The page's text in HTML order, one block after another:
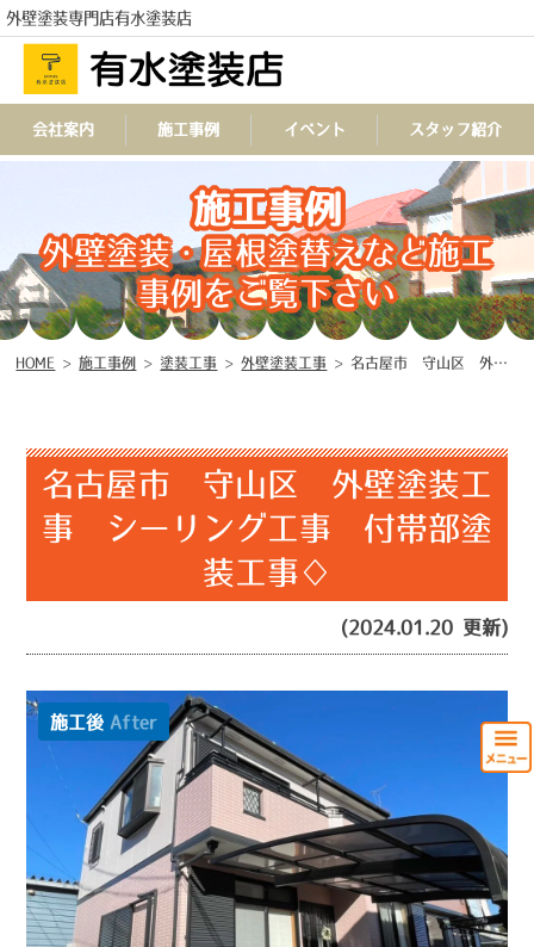
外壁塗装専門店有水塗装店
TEL
会社案内 施工事例 イベント スタッフ紹介
施工事例
外壁塗装・屋根塗替えなど施工
事例をご覧下さい
HOME > 施工事例 > 塗装工事 >外壁塗装工事 >名古屋市 守山区 外壁塗装工事 シーリング工事 付帯部塗装工事♢
名古屋市 守山区 外壁塗装工
事 シーリング工事 付帯部塗
装工事♢
(2024.01.20 更新)
施工後 After